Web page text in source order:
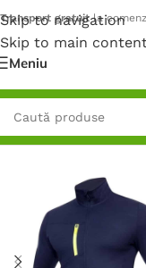
Skip to navigation
Skip to main
Transport gratuitla
Meniu
Prima pagină/